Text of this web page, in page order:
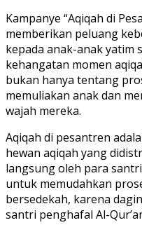
Kampanye “Aqiqah di
memberikan peluang
kepada anak-anak yatim
kehangatan momen
bukan hanya tentang
memuliakan anak dan
wajah mereka.
Aqiqah di pesantren
hewan aqiqah yang
langsung oleh para
untuk memudahkan
bersedekah, karena
santri penghafal Al-